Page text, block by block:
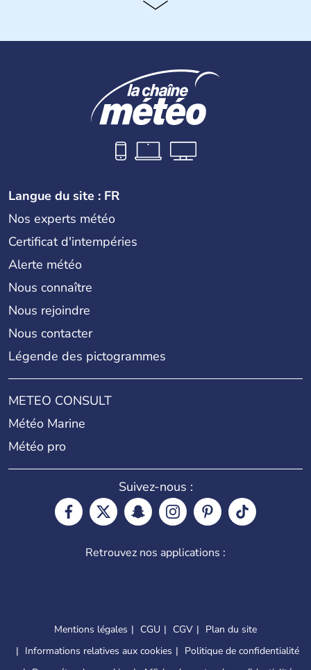
Langue du site : FR
Nos experts météo
Certificat d'intempéries
Alerte météo
Nous connaître
Nous rejoindre
Nous contacter
Légende des pictogrammes
METEO CONSULT
Météo Marine
Météo pro
Suivez-nous :
Retrouvez nos applications :
Mentions légales CGU CGV
Plan du site
Informations relatives aux cookies
Politique de confidentialité